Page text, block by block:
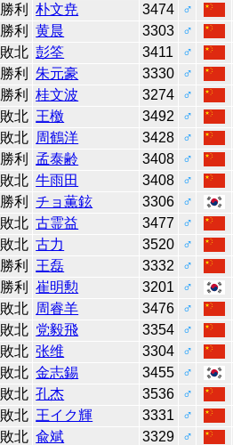
勝利 朴文尭 3474
♂
勝利 黄晨 3303
♂
敗北 彭筌 3411
♂
勝利 朱元豪 3330
♂
勝利 桂文波 3274
♂
敗北 王檄 3492
♂
敗北 周鶴洋 3428
♂
勝利 孟泰齢 3408
♂
敗北 牛雨田 3408
♂
勝利 チョ薫鉉 3306
♂
敗北 古霊益 3477
♂
敗北 古力 3520
♂
勝利 王磊 3332
♂
勝利 崔明勲 3201
♂
敗北 周睿羊 3476
♂
敗北 党毅飛 3354
♂
敗北 张维 3304
♂
敗北 金志錫 3455
♂
敗北 孔杰 3536
♂
敗北 王イク輝 3331
♂
敗北 兪斌 3329
♂